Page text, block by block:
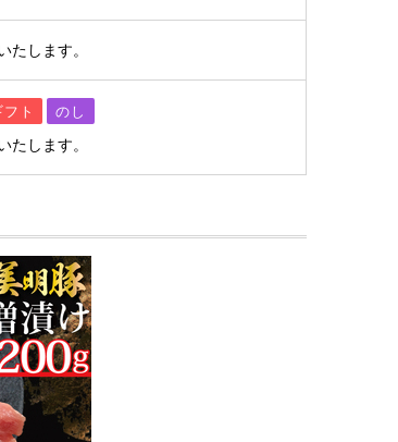
たします。
フト のし
たします。